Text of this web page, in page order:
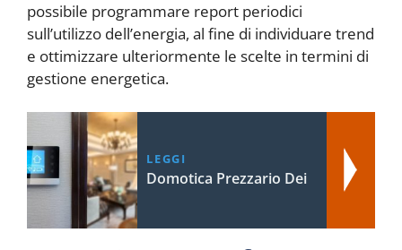
possibile programmare report periodici
sull’utilizzo dell’energia, al fine di individuare trend
e ottimizzare ulteriormente le scelte in termini di
gestione energetica.
LEGGI
Domotica Prezzario Dei